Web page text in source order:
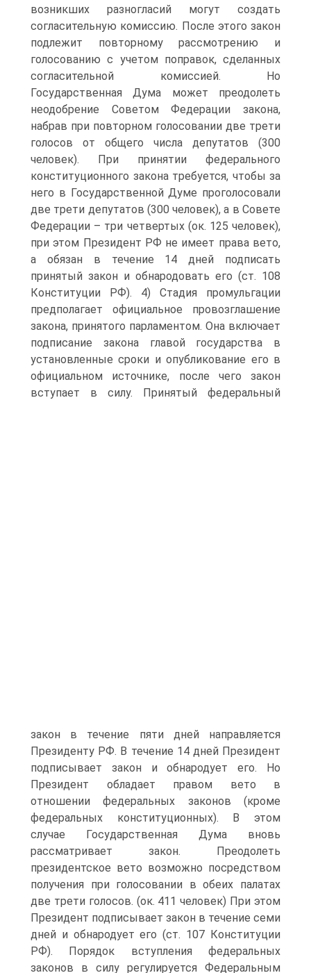
возникших разногласий могут создать
согласительную комиссию. После этого закон
подлежит повторному рассмотрению и
голосованию с учетом поправок, сделанных
согласительной комиссией. Но
Государственная Дума может преодолеть
неодобрение Советом Федерации закона,
набрав при повторном голосовании две трети
голосов от общего числа депутатов (300
человек). При принятии федерального
конституционного закона требуется, чтобы за
него в Государственной Думе проголосовали
две трети депутатов (300 человек), а в Совете
Федерации – три четвертых (ок. 125 человек),
при этом Президент РФ не имеет права вето,
а обязан в течение 14 дней подписать
принятый закон и обнародовать его (ст. 108
Конституции РФ). 4) Стадия промульгации
предполагает официальное провозглашение
закона, принятого парламентом. Она включает
подписание закона главой государства в
установленные сроки и опубликование его в
официальном источнике, после чего закон
вступает в силу. Принятый федеральный
закон в течение пяти дней направляется
Президенту РФ. В течение 14 дней Президент
подписывает закон и обнародует его. Но
Президент обладает правом вето в
отношении федеральных законов (кроме
федеральных конституционных). В этом
случае Государственная Дума вновь
рассматривает закон. Преодолеть
президентское вето возможно посредством
получения при голосовании в обеих палатах
две трети голосов. (ок. 411 человек) При этом
Президент подписывает закон в течение семи
дней и обнародует его (ст. 107 Конституции
РФ). Порядок вступления федеральных
законов в силу регулируется Федеральным